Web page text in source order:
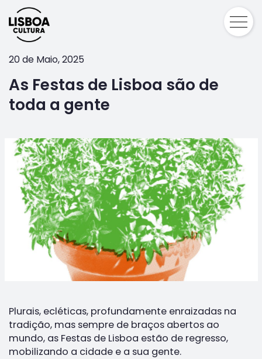
20 de Maio, 2025
As Festas de Lisboa são de
toda a gente
Plurais, ecléticas, profundamente enraizadas na
tradição, mas sempre de braços abertos ao
mundo, as Festas de Lisboa estão de regresso,
mobilizando a cidade e a sua gente.